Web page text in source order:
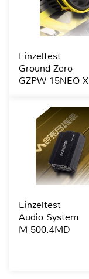
Einzeltest
Ground Zero
GZPW 15NEO-
Einzeltest
Audio System
M-500.4MD